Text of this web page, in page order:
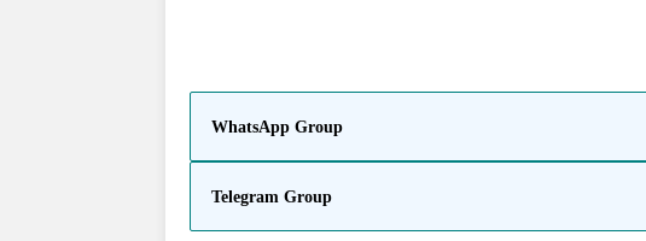
WhatsApp Group
Telegram Group